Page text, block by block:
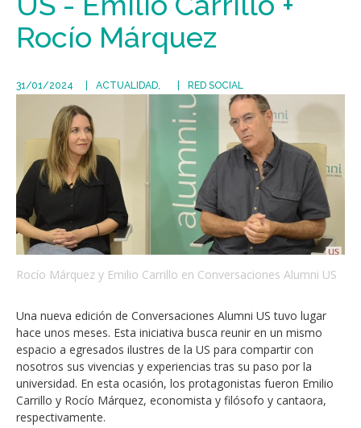
Rocío Márquez
31/01/2024 ACTUALIDAD RED SOCIAL
Rocío Márquez y Emilio Carrillo en Conversaciones Alumni US
Una nueva edición de Conversaciones Alumni US tuvo lugar
hace unos meses. Esta iniciativa busca reunir en un mismo
espacio a egresados ilustres de la US para compartir con
nosotros sus vivencias y experiencias tras su paso por la
universidad. En esta ocasión, los protagonistas fueron Emilio
Carrillo y Rocío Márquez, economista y filósofo y cantaora,
respectivamente.